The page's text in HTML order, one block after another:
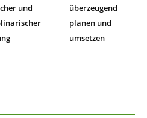
und
überzeugend
planen und
umsetzen